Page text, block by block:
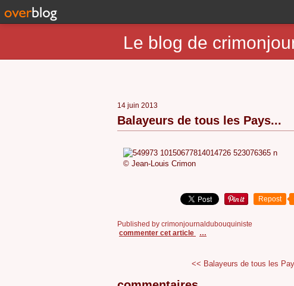
Le blog de
14 juin 2013
Balayeurs de tous les Pays...
© Jean-Louis
Repost
Published by crimonjournaldubouquiniste
commenter cet article
…
<< Balayeurs de tous les